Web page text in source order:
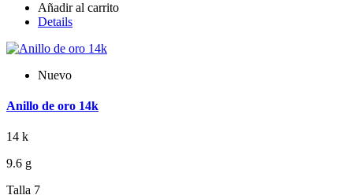
Añadir al carrito
Details
Nuevo
Anillo de oro 14k
14 k
9.6 g
Talla 7